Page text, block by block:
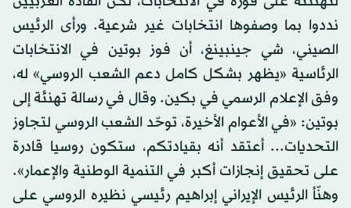
نددوا بما وصفوها انتخابات غير شرعية. ورأى الرئيس
الصيني، شي جينبينغ، أن فوز بوتين في الانتخابات
الرئاسية «يظهر بشكل كامل دعم الشعب الروسي» له،
وفق الإعلام الرسمي في بكين. وقال في رسالة تهنئة إلى
بوتين: «في الأعوام الأخيرة، توحّد الشعب الروسي لتجاوز
التحديات... أعتقد أنه بقيادتكم، ستكون روسيا قادرة
على تحقيق إنجازات أكبر في التنمية الوطنية والإعمار».
وهنّأ الرئيس الإيراني إبراهيم رئيسي نظيره الروسي على